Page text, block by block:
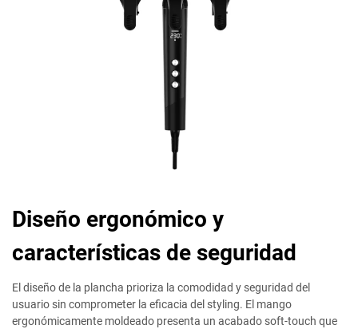
Diseño ergonómico y
características de seguridad
El diseño de la plancha prioriza la comodidad y seguridad del
usuario sin comprometer la eficacia del styling. El mango
ergonómicamente moldeado presenta un acabado soft-touch que